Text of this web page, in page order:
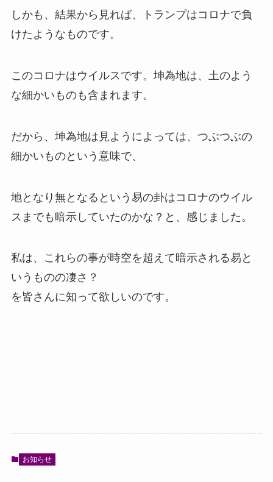
しかも、結果から見れば、トランプはコロナで負
けたようなものです。
このコロナはウイルスです。坤為地は、土のよう
な細かいものも含まれます。
だから、坤為地は見ようによっては、つぶつぶの
細かいものという意味で、
地となり無となるという易の卦はコロナのウイル
スまでも暗示していたのかな？と、感じました。
私は、これらの事が時空を超えて暗示される易と
いうものの凄さ？
を皆さんに知って欲しいのです。
お知らせ